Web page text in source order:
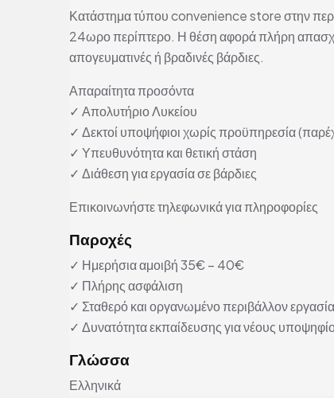
Κατάστημα τύπου convenience store στην
24ωρο περίπτερο. Η θέση αφορά πλήρη
απογευματινές ή βραδινές βάρδιες.
Απαραίτητα προσόντα
✓ Απολυτήριο Λυκείου
✓ Δεκτοί υποψήφιοι χωρίς προϋπηρεσία
✓ Υπευθυνότητα και θετική στάση
✓ Διάθεση για εργασία σε βάρδιες
Επικοινωνήστε τηλεφωνικά για πληροφορίες
Παροχές
✓ Ημερήσια αμοιβή 35€ – 40€
✓ Πλήρης ασφάλιση
✓ Σταθερό και οργανωμένο περιβάλλον
✓ Δυνατότητα εκπαίδευσης για νέους
Γλώσσα
Ελληνικά